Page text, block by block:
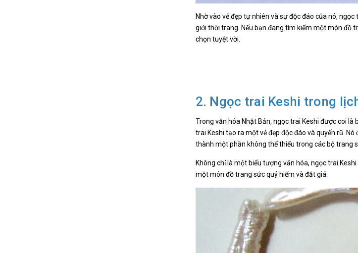
Nhờ vào vẻ đẹp tự nhiên và sự độc đáo của nó,
giới thời trang. Nếu bạn đang tìm kiếm một món đồ
chọn tuyệt vời.
2. Ngọc trai Keshi trong
Trong văn hóa Nhật Bản, ngọc trai Keshi được coi
trai Keshi tạo ra một vẻ đẹp độc đáo và quyến rũ.
thành một phần không thể thiếu trong các bộ trang
Không chỉ là một biểu tượng văn hóa, ngọc trai
một món đồ trang sức quý hiếm và đắt giá.